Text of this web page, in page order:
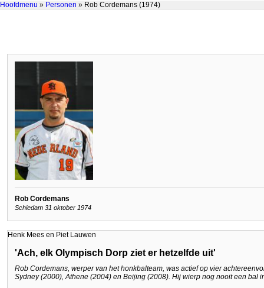
Hoofdmenu » Personen » Rob Cordemans (1974)
Rob Cordemans
Schiedam 31 oktober 1974
Henk Mees en Piet Lauwen
'Ach, elk Olympisch Dorp ziet er hetzelfde uit'
Rob Cordemans, werper van het honkbalteam, was actief op vier
Sydney (2000), Athene (2004) en Beijing (2008). Hij wierp nog nooit een bal